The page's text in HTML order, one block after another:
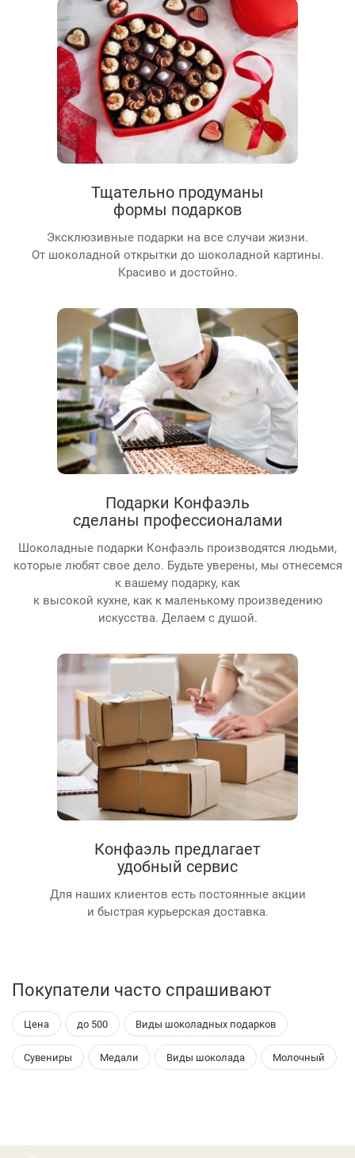
Тщательно продуманы
формы подарков
Эксклюзивные подарки на все случаи жизни.
От шоколадной открытки до шоколадной картины.
Красиво и достойно.
Подарки Конфаэль
сделаны профессионалами
Шоколадные подарки Конфаэль производятся людьми,
которые любят свое дело. Будьте уверены, мы отнесемся
к вашему подарку, как
к высокой кухне, как к маленькому произведению
искусства. Делаем с душой.
Конфаэль предлагает
удобный сервис
Для наших клиентов есть постоянные акции
и быстрая курьерская доставка.
Покупатели часто спрашивают
Цена до 500 Виды шоколадных подарков
Сувениры Медали Виды шоколада Молочный